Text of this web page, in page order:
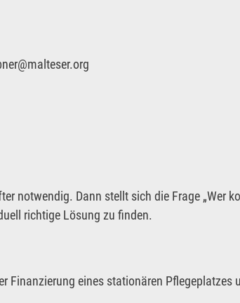
notwendig. Dann stellt sich die Frage „Wer
richtige Lösung zu finden.
Finanzierung eines stationären Pflegeplatzes